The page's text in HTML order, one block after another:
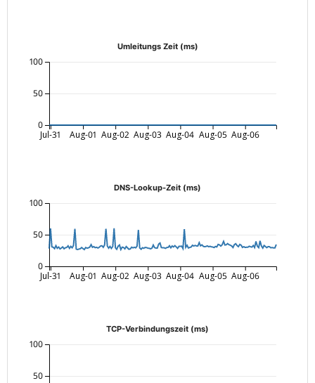
Umleitungs Zeit (ms)
Jul-31 Aug-01 Aug-02 Aug-03 Aug-04 Aug-05 Aug-06
0
50
100
DNS-Lookup-Zeit (ms)
Jul-31 Aug-01 Aug-02 Aug-03 Aug-04 Aug-05 Aug-06
0
50
100
TCP-Verbindungszeit (ms)
50
100